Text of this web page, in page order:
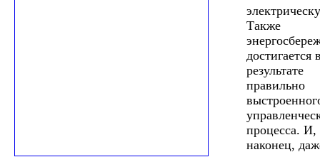
Также
достигается
результате
правильно
процесса. И,
наконец,